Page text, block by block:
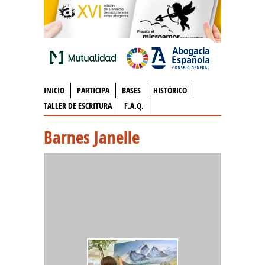
INICIO PARTICIPA BASES
HISTÓRICO
TALLER DE ESCRITURA
F.A.Q.
Barnes Janelle